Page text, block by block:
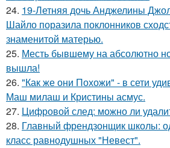
24. 19-Летняя дочь Анджелины
Шайло поразила поклонников
знаменитой матерью.
25. Месть бывшему на абсолютно
вышла!
26. "Как же они Похожи" - в сети
Маш милаш и Кристины асмус.
27. Цифровой след: можно ли
28. Главный френдзонщик школы:
класс равнодушных "Невест".